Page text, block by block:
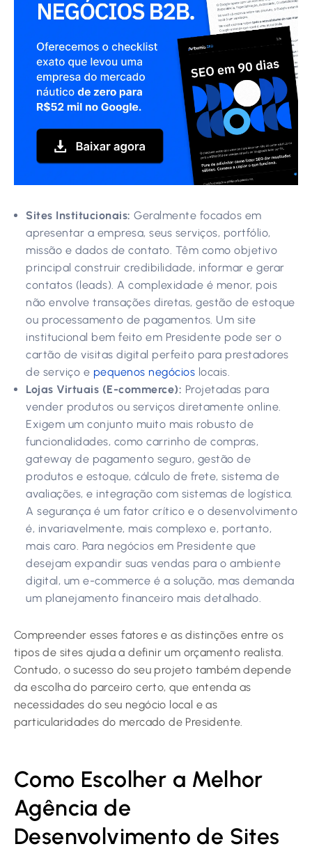
Sites Institucionais: Geralmente focados em
apresentar a empresa, seus serviços, portfólio,
missão e dados de contato. Têm como objetivo
principal construir credibilidade, informar e gerar
contatos (leads). A complexidade é menor, pois
não envolve transações diretas, gestão de estoque
ou processamento de pagamentos. Um site
institucional bem feito em Presidente pode ser o
cartão de visitas digital perfeito para prestadores
de serviço e pequenos negócios locais.
Lojas Virtuais (E-commerce): Projetadas para
vender produtos ou serviços diretamente online.
Exigem um conjunto muito mais robusto de
funcionalidades, como carrinho de compras,
gateway de pagamento seguro, gestão de
produtos e estoque, cálculo de frete, sistema de
avaliações, e integração com sistemas de logística.
A segurança é um fator crítico e o desenvolvimento
é, invariavelmente, mais complexo e, portanto,
mais caro. Para negócios em Presidente que
desejam expandir suas vendas para o ambiente
digital, um e-commerce é a solução, mas demanda
um planejamento financeiro mais detalhado.
Compreender esses fatores e as distinções entre os
tipos de sites ajuda a definir um orçamento realista.
Contudo, o sucesso do seu projeto também depende
da escolha do parceiro certo, que entenda as
necessidades do seu negócio local e as
particularidades do mercado de Presidente.
Como Escolher a Melhor
Agência de
Desenvolvimento de Sites